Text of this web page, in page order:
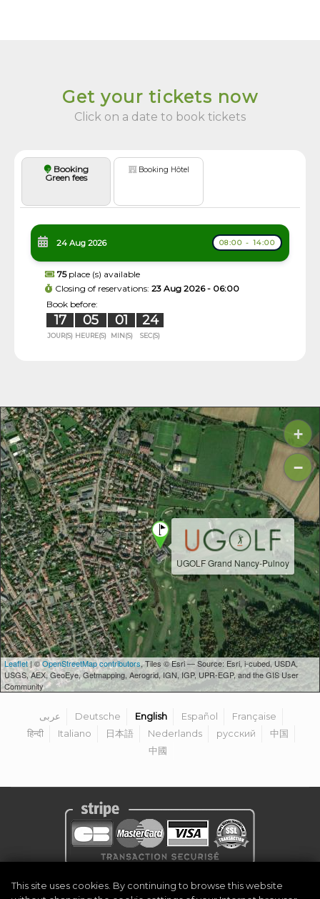
Get your tickets now
Click on a date to book tickets
Booking
Green fees
Booking Hôtel
24 Aug 2026 08:00 - 14:00
75place (s) available
Closing of reservations: 23 Aug 2026 - 06:00
Book before:
17 05 01 24
JOUR(S) HEURE(S) MIN(S) SEC(S)
UGOLF Grand Nancy-Pulnoy
+
−
Leaflet| ©OpenStreetMap contributors, Tiles © Esri — Source: Esri, i-cubed, USDA,
USGS, AEX, GeoEye, Getmapping, Aerogrid, IGN, IGP, UPR-EGP, and the GIS User
Community
عربى Deutsche English Español
Française
हिन्दी
Italiano 日本語 Nederlands русский
中国
中國
This site uses cookies. By continuing to browse this website
| Contact